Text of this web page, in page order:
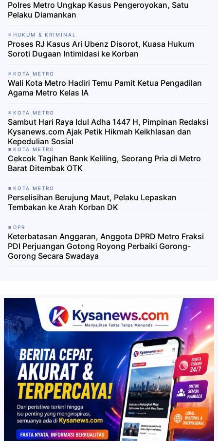
Polres Metro Ungkap Kasus Pengeroyokan, Satu
Pelaku Diamankan
HUKUM & KRIMINAL
Proses RJ Kasus Ari Ubenz Disorot, Kuasa Hukum
Soroti Dugaan Intimidasi ke Korban
KOTA METRO
Wali Kota Metro Hadiri Temu Pamit Ketua Pengadilan
Agama Metro Kelas IA
KOTA METRO
Sambut Hari Raya Idul Adha 1447 H, Pimpinan Redaksi
Kysanews.com Ajak Petik Hikmah Keikhlasan dan
Kepedulian Sosial
KOTA METRO
Cekcok Tagihan Bank Keliling, Seorang Pria di Metro
Barat Ditembak OTK
KOTA METRO
Perselisihan Berujung Maut, Pelaku Lepaskan
Tembakan ke Arah Korban DK
DPR
Keterbatasan Anggaran, Anggota DPRD Metro Fraksi
PDI Perjuangan Gotong Royong Perbaiki Gorong-
Gorong Secara Swadaya